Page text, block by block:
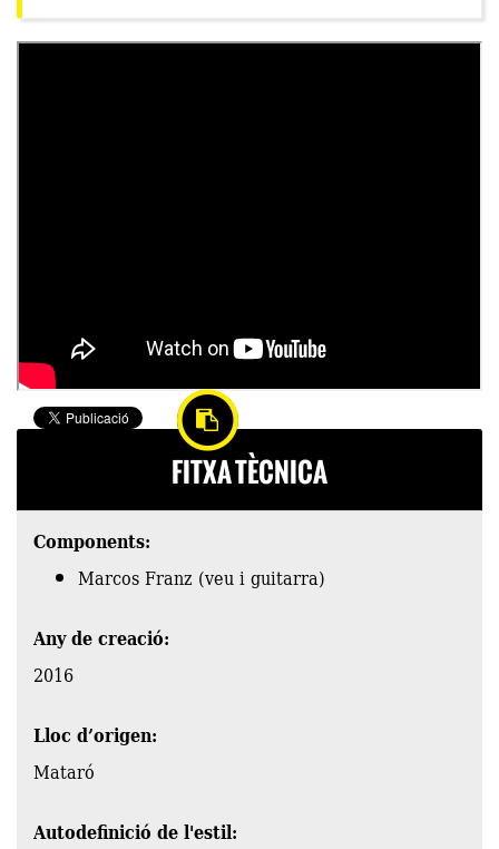
FITXA TÈCNICA
Components:
Marcos Franz (veu i guitarra)
Any de creació:
2016
Lloc d’origen:
Mataró
Autodefinició de l'estil: